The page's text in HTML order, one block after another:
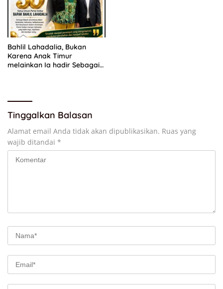
Bahlil Lahadalia, Bukan
Karena Anak Timur
melainkan Ia hadir Sebagai
Tinggalkan Balasan
Alamat email Anda tidak akan dipublikasikan. Ruas yang
wajib ditandai *